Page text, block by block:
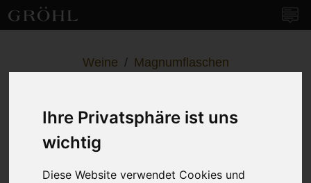
Ihre Privatsphäre ist uns
wichtig
Diese Website verwendet Cookies und
Weine / Magnumflaschen
Dalheimer Cabernet Sauvignon &
Merlot - Magnum –